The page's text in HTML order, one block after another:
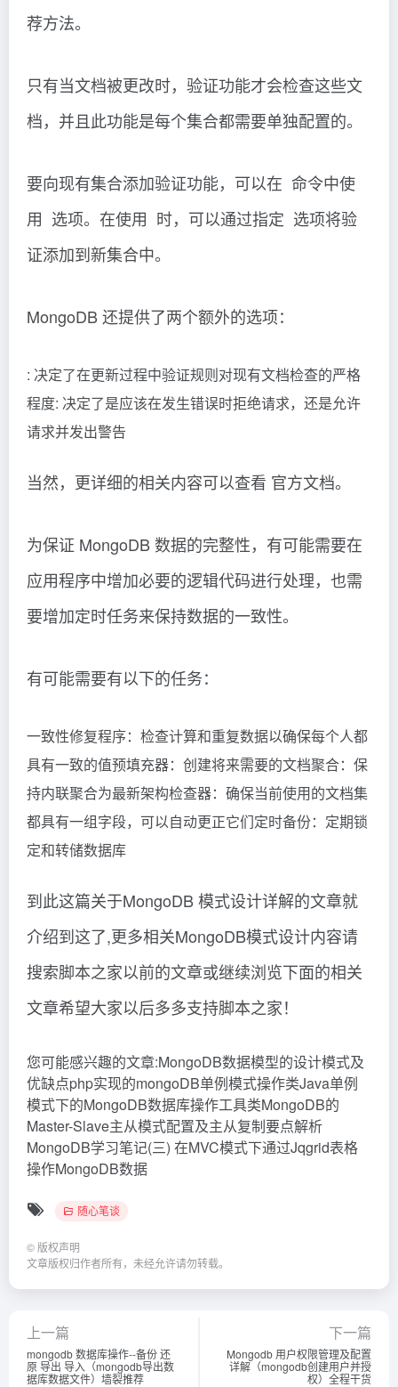
荐方法。
只有当文档被更改时，验证功能才会检查这些文
档，并且此功能是每个集合都需要单独配置的。
要向现有集合添加验证功能，可以在 命令中使
用 选项。在使用 时，可以通过指定 选项将验
证添加到新集合中。
MongoDB 还提供了两个额外的选项：
: 决定了在更新过程中验证规则对现有文档检查的严格
程度: 决定了是应该在发生错误时拒绝请求，还是允许
请求并发出警告
当然，更详细的相关内容可以查看 官方文档。
为保证 MongoDB 数据的完整性，有可能需要在
应用程序中增加必要的逻辑代码进行处理，也需
要增加定时任务来保持数据的一致性。
有可能需要有以下的任务：
一致性修复程序：检查计算和重复数据以确保每个人都
具有一致的值预填充器：创建将来需要的文档聚合：保
持内联聚合为最新架构检查器：确保当前使用的文档集
都具有一组字段，可以自动更正它们定时备份：定期锁
定和转储数据库
到此这篇关于MongoDB 模式设计详解的文章就
介绍到这了,更多相关MongoDB模式设计内容请
搜索脚本之家以前的文章或继续浏览下面的相关
文章希望大家以后多多支持脚本之家！
您可能感兴趣的文章:MongoDB数据模型的设计模式及
优缺点php实现的mongoDB单例模式操作类Java单例
模式下的MongoDB数据库操作工具类MongoDB的
Master-Slave主从模式配置及主从复制要点解析
MongoDB学习笔记(三) 在MVC模式下通过Jqgrid表格
操作MongoDB数据
随心笔谈
© 版权声明
文章版权归作者所有，未经允许请勿转载。
上一篇
mongodb 数据库操作--备份 还
原 导出 导入（mongodb导出数
据库数据文件）墙裂推荐
下一篇
Mongodb 用户权限管理及配置
详解（mongodb创建用户并授
权）全程干货